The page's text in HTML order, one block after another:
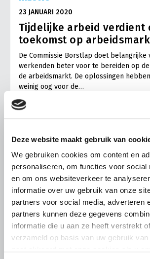
Deze website maakt gebruik van
We gebruiken cookies om content en
personaliseren, om functies voor social
en om ons websiteverkeer te
informatie over uw gebruik van onze
partners voor social media, adverteren
partners kunnen deze gegevens
informatie die u aan ze heeft verstrekt
verzameld op basis van uw gebruik
23 JANUARI 2020
Tijdelijke arbeid verdient
toekomst op
De Commissie Borstlap doet
werkenden beter voor te bereiden op
de arbeidsmarkt. De oplossingen
weinig oog voor de…